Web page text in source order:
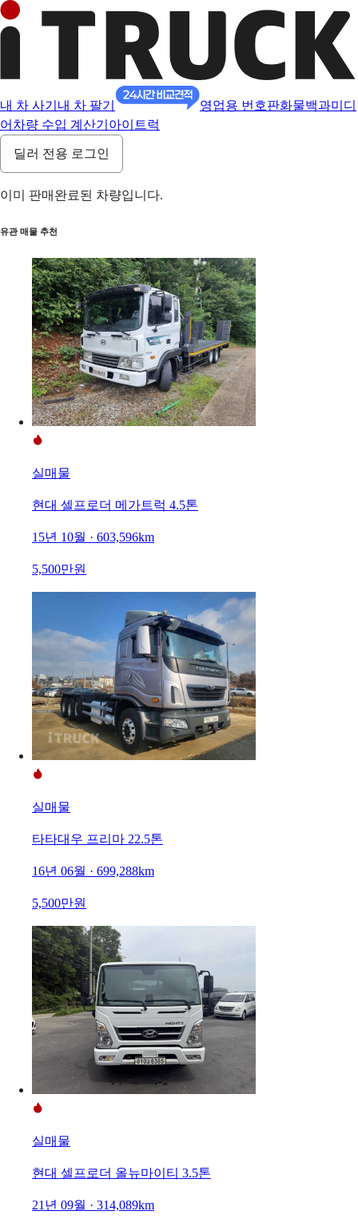
내 차 사기 내 차 팔기 영업용 번호판화물백과미디
어 차량 수입 계산기 아이트럭
딜러 전용 로그인
이미 판매완료된 차량입니다.
유관 매물 추천
실매물
현대 셀프로더 메가트럭 4.5톤
15년 10월 · 603,596km
5,500만원
실매물
타타대우 프리마 22.5톤
16년 06월 · 699,288km
5,500만원
실매물
현대 셀프로더 올뉴마이티 3.5톤
21년 09월 · 314,089km